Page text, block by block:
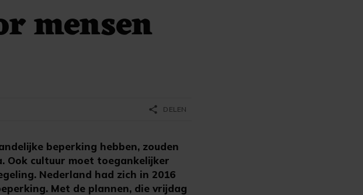
mensen
beperking hebben, zouden
Ook cultuur moet toegankelijker
Nederland had zich in 2016
Met de plannen, die vrijdag
share DELEN